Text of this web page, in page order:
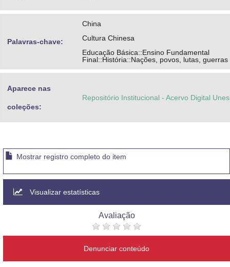
Palavras-chave:
China
Cultura Chinesa
Educação Básica::Ensino Fundamental
Final::História::Nações, povos, lutas,
Aparece nas
coleções:
Repositório Institucional - Acervo Digital
Mostrar registro completo do item
Visualizar estatísticas
Avaliação
Denunciar conteúdo